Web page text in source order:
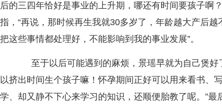
后的三四年恰好是事业的上升期，哪还有时间要孩子啊
指，“再说，那时候再生我就30多岁了，年龄越大产后
把这些事情都处理好，不能影响到我的事业发展”。
至于以后可能遇到的麻烦，景瑶早就为自己煲好
以挤出时间生个孩子嘛！怀孕期间正好可以用来看书、
学、却又静不下心来学习的知识，还顺便胎教了呢。”最